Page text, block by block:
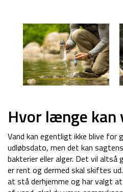
Hvor længe kan
Vand kan egentligt ikke blive for
udløbsdato, men det kan
bakterier eller alger. Det vil
er rent og dermed skal skiftes
at stå derhjemme og har valgt